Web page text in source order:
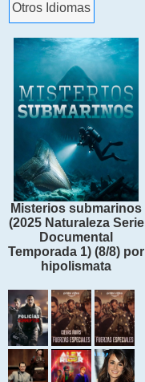
Otros Idiomas
Misterios submarinos
(2025 Naturaleza Serie
Documental
Temporada 1) (8/8) por
hipolismata